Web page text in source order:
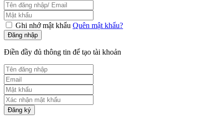
Ghi nhớ mật khẩu Quên mật khẩu?
Đăng nhập
Điền đầy đủ thông tin để tạo tài khoản
Đăng ký